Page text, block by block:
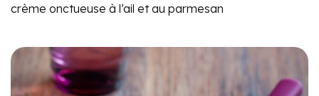
crème onctueuse à l’ail et au parmesan